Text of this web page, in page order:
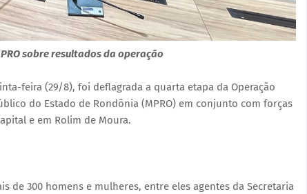
sobre resultados da operação
feira (29/8), foi deflagrada a quarta etapa da Operação
do Estado de Rondônia (MPRO) em conjunto com forças
e em Rolim de Moura.
de 300 homens e mulheres, entre eles agentes da Secretaria